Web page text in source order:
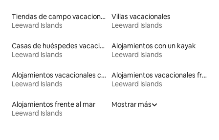
Tiendas de campo vacacionales
Leeward Islands
Villas vacacionales
Leeward Islands
Casas de huéspedes vacacionales
Leeward Islands
Alojamientos con un kayak
Leeward Islands
Alojamientos vacacionales con piscina
Leeward Islands
Alojamientos vacacionales frente a la playa
Leeward Islands
Alojamientos frente al mar
Leeward Islands
Mostrar más